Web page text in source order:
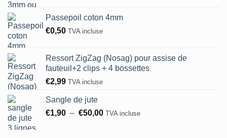
€0,45
à
Passepoil coton 4mm
€0,50 TVA incluse
Ressort ZigZag (Nosag) pour assise de
fauteuil+2 clips + 4 bossettes
€2,99 TVA incluse
Sangle de jute
€1,90 – €50,00Plage
TVA incluse